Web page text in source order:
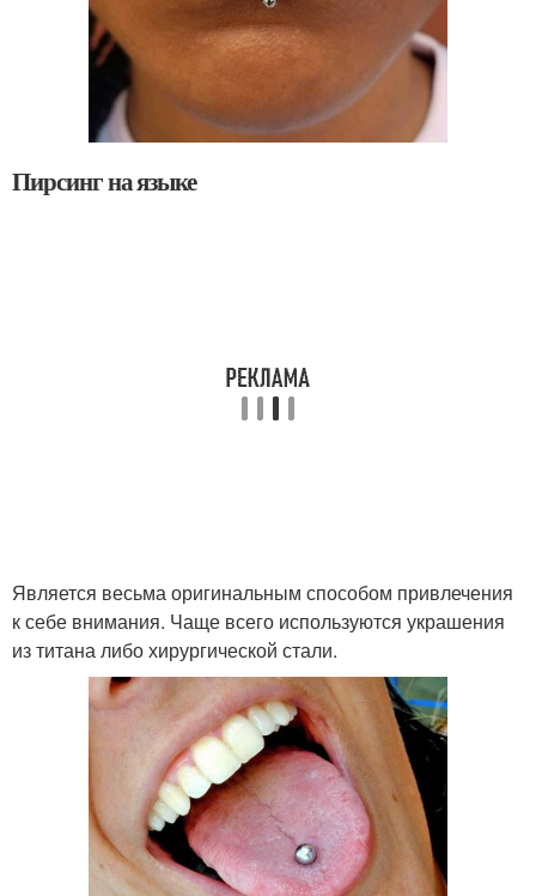
Пирсинг на языке
Является весьма оригинальным способом привлечения
к себе внимания. Чаще всего используются украшения
из титана либо хирургической стали.